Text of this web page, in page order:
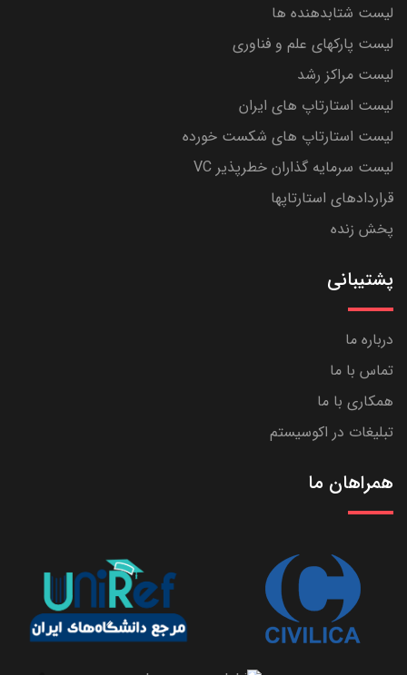
لیست شتابدهنده ها
لیست پارکهای علم و فناوری
لیست مراکز رشد
لیست استارتاپ های ایران
لیست استارتاپ های شکست خورده
لیست سرمایه گذاران خطرپذیر VC
قراردادهای استارتاپها
پخش زنده
پشتیبانی
درباره ما
تماس با ما
همکاری با ما
تبلیغات در اکوسیستم
همراهان ما